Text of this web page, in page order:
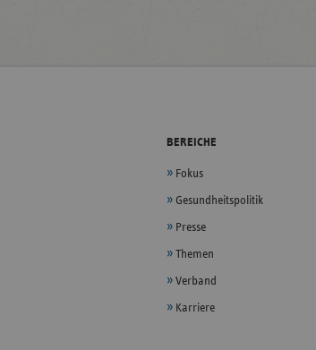
BEREICHE
Fokus
Gesundheitspolitik
Presse
Themen
Verband
Karriere